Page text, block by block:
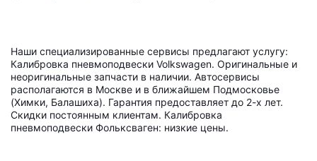
Наши специализированные сервисы предлагают услугу:
Калибровка пневмоподвески Volkswagen. Оригинальные и
неоригинальные запчасти в наличии. Автосервисы
располагаются в Москве и в ближайшем Подмосковье
(Химки, Балашиха). Гарантия предоставляет до 2-х лет.
Скидки постоянным клиентам. Калибровка
пневмоподвески Фольксваген: низкие цены.